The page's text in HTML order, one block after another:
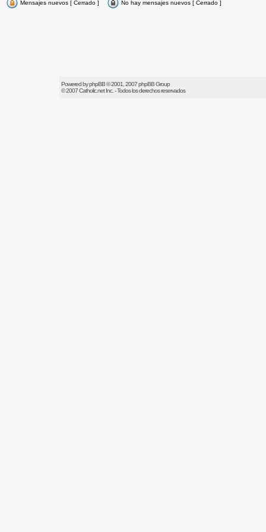
Mensajes nuevos [ Cerrado ] No hay mensajes nuevos [ Cerrado ]
Powered byphpBB© 2001, 2007 phpBB Group
© 2007Catholic.netInc. - Todos los derechos reservados